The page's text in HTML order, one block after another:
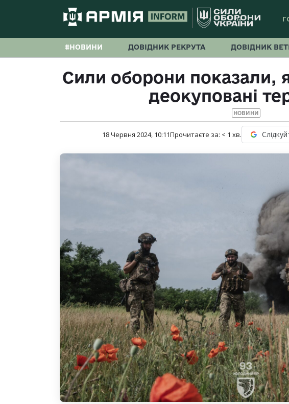
#НОВИНИ ДОВІДНИК РЕКРУТА ДОВІДНИК
Сили оборони показали,
деокуповані
НОВИНИ
18 Червня 2024, 10:11Прочитаєте за: < 1 хв.